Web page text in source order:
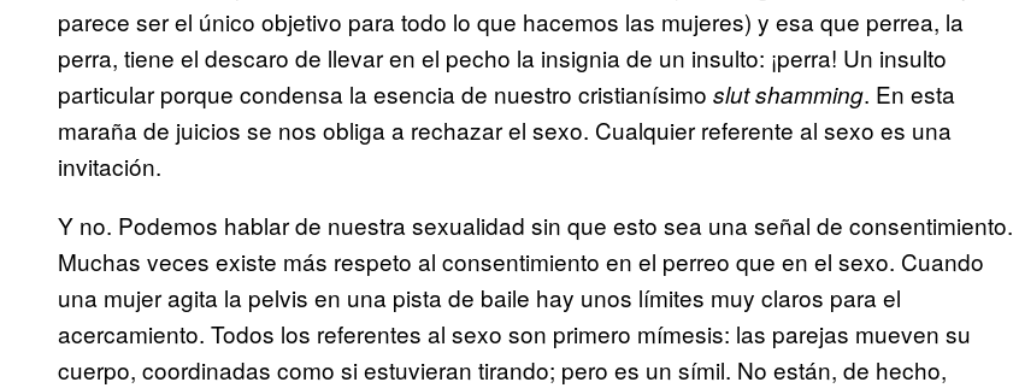
parece ser el único objetivo para todo lo que hacemos las mujeres) y esa que perrea, la
perra, tiene el descaro de llevar en el pecho la insignia de un insulto: ¡perra! Un insulto
particular porque condensa la esencia de nuestro cristianísimo slut shamming. En esta
maraña de juicios se nos obliga a rechazar el sexo. Cualquier referente al sexo es una
invitación.
Y no. Podemos hablar de nuestra sexualidad sin que esto sea una señal de consentimiento.
Muchas veces existe más respeto al consentimiento en el perreo que en el sexo. Cuando
una mujer agita la pelvis en una pista de baile hay unos límites muy claros para el
acercamiento. Todos los referentes al sexo son primero mímesis: las parejas mueven su
cuerpo, coordinadas como si estuvieran tirando; pero es un símil. No están, de hecho,